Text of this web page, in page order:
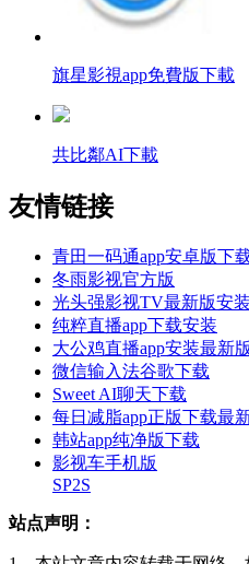
旗星影視app免費版下載
共比鄰AI下載
友情链接
青田一码通app安卓版下
冬雨影视官方版
光头强影视TV最新版安装
纯粹直播app下载安装
大公鸡直播app安装最新
微信输入法谷歌下载
Sweet AI聊天下载
每日减脂app正版下载最
韩站app纯净版下载
影视车手机版
SP2S
站点声明：